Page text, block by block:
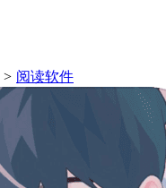
> 阅读软件